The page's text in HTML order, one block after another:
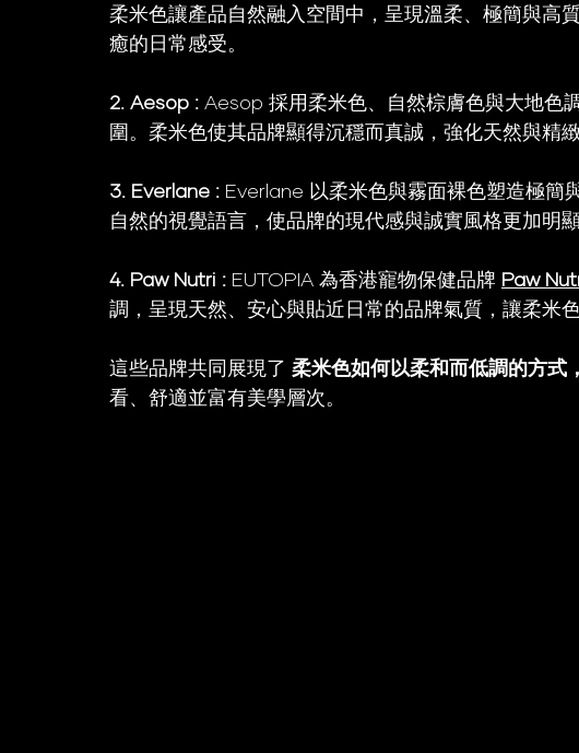
柔米色讓產品自然融入空間中，呈現溫柔、極簡與高
癒的日常感受。
2. Aesop : Aesop 採用柔米色、自然棕膚色與大地色
圍。柔米色使其品牌顯得沉穩而真誠，強化天然與精
3. Everlane : Everlane 以柔米色與霧面裸色塑造極簡
自然的視覺語言，使品牌的現代感與誠實風格更加明顯
4. Paw Nutri : EUTOPIA 為香港寵物保健品牌 Paw
調，呈現天然、安心與貼近日常的品牌氣質，讓柔米
這些品牌共同展現了 柔米色如何以柔和而低調的方式
看、舒適並富有美學層次。